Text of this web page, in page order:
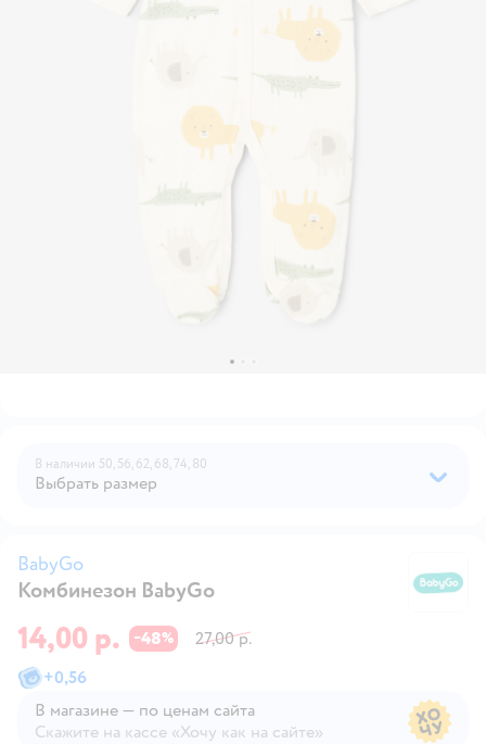
В наличии 50, 56, 62, 68, 74, 80
Выбрать размер
BabyGo
Комбинезон BabyGo
14,00 р. −48%
27,00 р.
+0,56
В магазине — по ценам сайта
Скажите на кассе «Хочу как на сайте»